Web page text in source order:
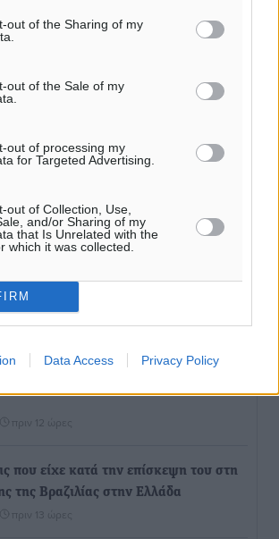
out of the Sharing of my
out of the Sale of my
out of processing my
for Targeted Advertising.
out of Collection, Use,
and/or Sharing of my
that Is Unrelated with the
which it was collected.
Data Access Privacy Policy
Ροή ειδήσεων
τις έρευνες βυθού στη
Κάσου και Καρπάθου
του Α. Χατζημιχαήλ – Τιμητική
11 ώρες
διασύνδεση Ρόδου και Κω
καλωδίων με την ηπειρωτική
πριν 11 ώρες
πριν 12 ώρες
που είχε κατά την επίσκεψη του στη
της Βραζιλίας στην Ελλάδα
πριν 13 ώρες